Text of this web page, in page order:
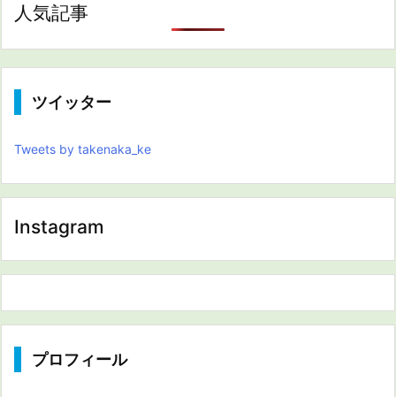
人気記事
ツイッター
Tweets by takenaka_ke
Instagram
プロフィール